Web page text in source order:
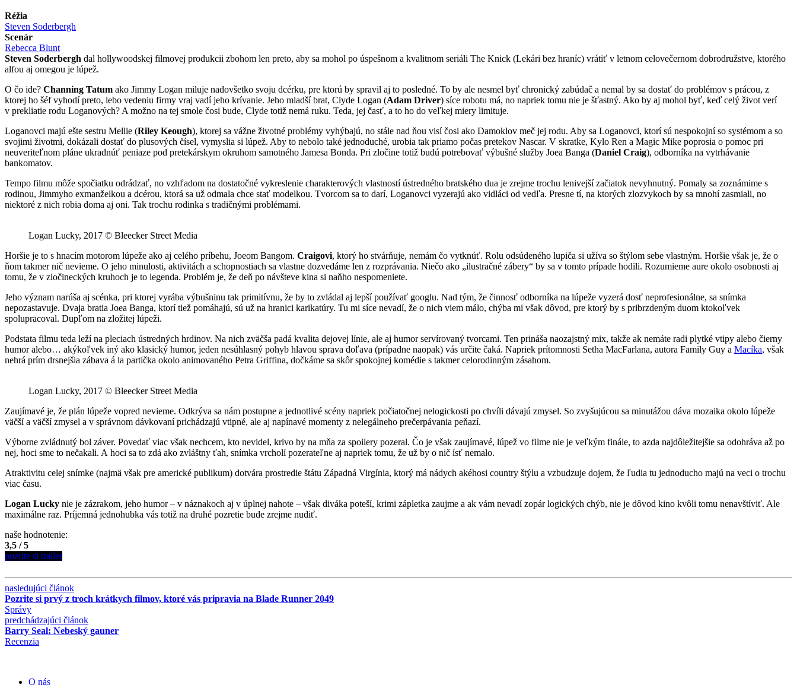
Réžia
Steven Soderbergh
Scenár
Rebecca Blunt
Steven Soderbergh dal hollywoodskej filmovej produkcii zbohom len preto, aby sa mohol po úspešnom a kvalitnom seriáli The Knick (Lekári bez hraníc) vrátiť v letnom celovečernom dobrodružstve, ktorého
alfou aj omegou je lúpež.
O čo ide? Channing Tatum ako Jimmy Logan miluje nadovšetko svoju dcérku, pre ktorú by spravil aj to posledné. To by ale nesmel byť chronický zabúdač a nemal by sa dostať do problémov s prácou, z
ktorej ho šéf vyhodí preto, lebo vedeniu firmy vraj vadí jeho krívanie. Jeho mladší brat, Clyde Logan (Adam Driver) síce robotu má, no napriek tomu nie je šťastný. Ako by aj mohol byť, keď celý život verí
v prekliatie rodu Loganových? A možno na tej smole čosi bude, Clyde totiž nemá ruku. Teda, jej časť, a to ho do veľkej miery limituje.
Loganovci majú ešte sestru Mellie (Riley Keough), ktorej sa vážne životné problémy vyhýbajú, no stále nad ňou visí čosi ako Damoklov meč jej rodu. Aby sa Loganovci, ktorí sú nespokojní so systémom a so
svojimi životmi, dokázali dostať do plusových čísel, vymyslia si lúpež. Aby to nebolo také jednoduché, urobia tak priamo počas pretekov Nascar. V skratke, Kylo Ren a Magic Mike poprosia o pomoc pri
neuveriteľnom pláne ukradnúť peniaze pod pretekárskym okruhom samotného Jamesa Bonda. Pri zločine totiž budú potrebovať výbušné služby Joea Banga (Daniel Craig), odborníka na vytrhávanie
bankomatov.
Tempo filmu môže spočiatku odrádzať, no vzhľadom na dostatočné vykreslenie charakterových vlastností ústredného bratského dua je zrejme trochu lenivejší začiatok nevyhnutný. Pomaly sa zoznámime s
rodinou, Jimmyho exmanželkou a dcérou, ktorá sa už odmala chce stať modelkou. Tvorcom sa to darí, Loganovci vyzerajú ako vidláci od vedľa. Presne tí, na ktorých zlozvykoch by sa mnohí zasmiali, no
niektoré z nich robia doma aj oni. Tak trochu rodinka s tradičnými problémami.
Logan Lucky, 2017 © Bleecker Street Media
Horšie je to s hnacím motorom lúpeže ako aj celého príbehu, Joeom Bangom. Craigovi, ktorý ho stvárňuje, nemám čo vytknúť. Rolu odsúdeného lupiča si užíva so štýlom sebe vlastným. Horšie však je, že o
ňom takmer nič nevieme. O jeho minulosti, aktivitách a schopnostiach sa vlastne dozvedáme len z rozprávania. Niečo ako „ilustračné zábery“ by sa v tomto prípade hodili. Rozumieme aure okolo osobnosti aj
tomu, že v zločineckých kruhoch je to legenda. Problém je, že deň po návšteve kina si naňho nespomeniete.
Jeho význam narúša aj scénka, pri ktorej vyrába výbušninu tak primitívnu, že by to zvládal aj lepší používať googlu. Nad tým, že činnosť odborníka na lúpeže vyzerá dosť neprofesionálne, sa snímka
nepozastavuje. Dvaja bratia Joea Banga, ktorí tiež pomáhajú, sú už na hranici karikatúry. Tu mi síce nevadí, že o nich viem málo, chýba mi však dôvod, pre ktorý by s pribrzdeným duom ktokoľvek
spolupracoval. Dupľom na zložitej lúpeži.
Podstata filmu teda leží na pleciach ústredných hrdinov. Na nich zväčša padá kvalita dejovej línie, ale aj humor servírovaný tvorcami. Ten prináša naozajstný mix, takže ak nemáte radi plytké vtipy alebo čierny
humor alebo… akýkoľvek iný ako klasický humor, jeden nesúhlasný pohyb hlavou sprava doľava (prípadne naopak) vás určite čaká. Napriek prítomnosti Setha MacFarlana, autora Family Guy a Macíka, však
nehrá prím drsnejšia zábava á la partička okolo animovaného Petra Griffina, dočkáme sa skôr spokojnej komédie s takmer celorodinným zásahom.
Logan Lucky, 2017 © Bleecker Street Media
Zaujímavé je, že plán lúpeže vopred nevieme. Odkrýva sa nám postupne a jednotlivé scény napriek počiatočnej nelogickosti po chvíli dávajú zmysel. So zvyšujúcou sa minutážou dáva mozaika okolo lúpeže
väčší a väčší zmysel a v správnom dávkovaní prichádzajú vtipné, ale aj napínavé momenty z nelegálneho prečerpávania peňazí.
Výborne zvládnutý bol záver. Povedať viac však nechcem, kto nevidel, krivo by na mňa za spoilery pozeral. Čo je však zaujímavé, lúpež vo filme nie je veľkým finále, to azda najdôležitejšie sa odohráva až po
nej, hoci sme to nečakali. A hoci sa to zdá ako zvláštny ťah, snímka vrcholí pozerateľne aj napriek tomu, že už by o nič ísť nemalo.
Atraktivitu celej snímke (najmä však pre americké publikum) dotvára prostredie štátu Západná Virgínia, ktorý má nádych akéhosi country štýlu a vzbudzuje dojem, že ľudia tu jednoducho majú na veci o trochu
viac času.
Logan Lucky nie je zázrakom, jeho humor – v náznakoch aj v úplnej nahote – však diváka poteší, krimi zápletka zaujme a ak vám nevadí zopár logických chýb, nie je dôvod kino kvôli tomu nenavštíviť. Ale
maximálne raz. Príjemná jednohubka vás totiž na druhé pozretie bude zrejme nudiť.
naše hodnotenie:
3,5 / 5
pozrite si trailer
nasledujúci článok
Pozrite si prvý z troch krátkych filmov, ktoré vás pripravia na Blade Runner 2049
Správy
predchádzajúci článok
Barry Seal: Nebeský gauner
Recenzia
O nás